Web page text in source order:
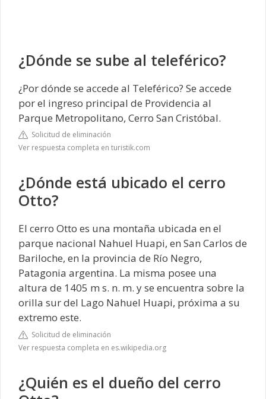
¿Dónde se sube al teleférico?
¿Por dónde se accede al Teleférico? Se accede
por el ingreso principal de Providencia al
Parque Metropolitano, Cerro San Cristóbal.
Solicitud de eliminación
Ver respuesta completa en turistik.com
¿Dónde está ubicado el cerro
Otto?
El cerro Otto es una montaña ubicada en el
parque nacional Nahuel Huapi, en San Carlos de
Bariloche, en la provincia de Río Negro,
Patagonia argentina. La misma posee una
altura de 1405 m s. n. m. y se encuentra sobre la
orilla sur del Lago Nahuel Huapi, próxima a su
extremo este.
Solicitud de eliminación
Ver respuesta completa en es.wikipedia.org
¿Quién es el dueño del cerro